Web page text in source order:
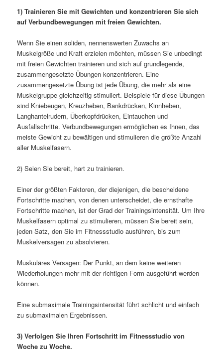
1) Trainieren Sie mit Gewichten und konzentrieren Sie sich
auf Verbundbewegungen mit freien Gewichten.
Wenn Sie einen soliden, nennenswerten Zuwachs an
Muskelgröße und Kraft erzielen möchten, müssen Sie unbedingt
mit freien Gewichten trainieren und sich auf grundlegende,
zusammengesetzte Übungen konzentrieren. Eine
zusammengesetzte Übung ist jede Übung, die mehr als eine
Muskelgruppe gleichzeitig stimuliert. Beispiele für diese Übungen
sind Kniebeugen, Kreuzheben, Bankdrücken, Kinnheben,
Langhantelrudern, Überkopfdrücken, Eintauchen und
Ausfallschritte. Verbundbewegungen ermöglichen es Ihnen, das
meiste Gewicht zu bewältigen und stimulieren die größte Anzahl
aller Muskelfasern.
2) Seien Sie bereit, hart zu trainieren.
Einer der größten Faktoren, der diejenigen, die bescheidene
Fortschritte machen, von denen unterscheidet, die ernsthafte
Fortschritte machen, ist der Grad der Trainingsintensität. Um Ihre
Muskelfasern optimal zu stimulieren, müssen Sie bereit sein,
jeden Satz, den Sie im Fitnessstudio ausführen, bis zum
Muskelversagen zu absolvieren.
Muskuläres Versagen: Der Punkt, an dem keine weiteren
Wiederholungen mehr mit der richtigen Form ausgeführt werden
können.
Eine submaximale Trainingsintensität führt schlicht und einfach
zu submaximalen Ergebnissen.
3) Verfolgen Sie Ihren Fortschritt im Fitnessstudio von
Woche zu Woche.